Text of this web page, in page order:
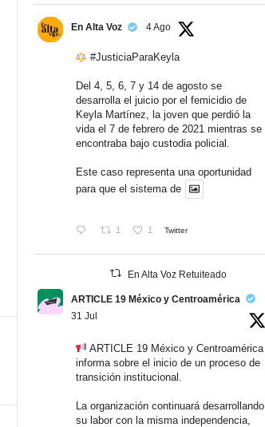
En Alta Voz 4 Ago
#JusticiaParaKeyla
Del 4, 5, 6, 7 y 14 de agosto se
desarrolla el juicio por el femicidio de
Keyla Martínez, la joven que perdió la
vida el 7 de febrero de 2021 mientras se
encontraba bajo custodia policial.
Este caso representa una oportunidad
para que el sistema de
1 1 Twitter
En Alta Voz Retuiteado
ARTICLE 19 México y Centroamérica
31 Jul
ARTICLE 19 México y Centroamérica
informa sobre el inicio de un proceso de
transición institucional.
La organización continuará desarrollando
su labor con la misma independencia,